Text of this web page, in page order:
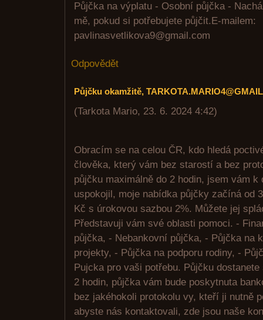
Půjčka na výplatu - Osobní půjčka -
mě, pokud si potřebujete půjčit.E-mailem:
pavlinasvetlikova9@gmail.com
Odpovědět
Půjčku okamžitě,
(Tarkota Mario, 23. 6. 2024 4:42)
Obracím se na celou ČR, kdo hledá
člověka, který vám bez starostí a bez
půjčku maximálně do 2 hodin, jsem vám
uspokojil, moje nabídka půjčky začíná od
Kč s úrokovou sazbou 2%. Můžete jej
Představuji vám své oblasti pomoci. -
půjčka, - Nebankovní půjčka, - Půjčka na
projekty, - Půjčka na podporu rodiny, -
Pujcka pro vaši potřebu. Půjčku
2 hodin, půjčka vám bude poskytnuta
bez jakéhokoli protokolu vy, kteří ji nutně
abyste nás kontaktovali, zde jsou naše